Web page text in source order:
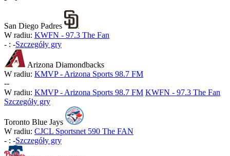
San Diego Padres
W radiu: KWFN - 97.3 The Fan
- : -Szczegóły gry
Arizona Diamondbacks
W radiu: KMVP - Arizona Sports 98.7 FM
--
W radiu: KMVP - Arizona Sports 98.7 FM KWFN - 97.3 The Fan
Szczegóły gry
Toronto Blue Jays
W radiu: CJCL Sportsnet 590 The FAN
- : -Szczegóły gry